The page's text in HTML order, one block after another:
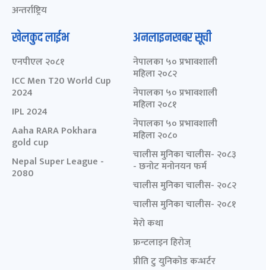
अन्तर्राष्ट्रिय
खेलकुद लाईभ
एनपीएल २०८१
ICC Men T20 World Cup
2024
IPL 2024
Aaha RARA Pokhara
gold cup
Nepal Super League -
2080
अनलाइनखबर सूची
नेपालका ५० प्रभावशाली
महिला २०८२
नेपालका ५० प्रभावशाली
महिला २०८१
नेपालका ५० प्रभावशाली
महिला २०८०
चालीस मुनिका चालीस- २०८३
- छनोट मनोनयन फर्म
चालीस मुनिका चालीस- २०८२
चालीस मुनिका चालीस- २०८१
मेरो कथा
फ्रन्टलाइन हिरोज्
प्रीति टु युनिकोड कन्भर्टर